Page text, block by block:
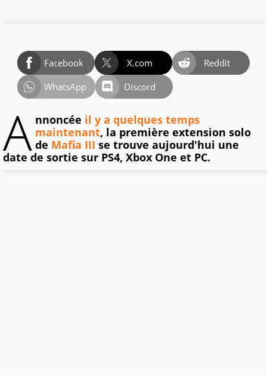
Facebook X.com
Reddit
WhatsApp
Discord
A nnoncée il y a quelques temps
maintenant, la première extension solo
de Mafia III se trouve aujourd'hui une
date de sortie sur PS4, Xbox One et PC.